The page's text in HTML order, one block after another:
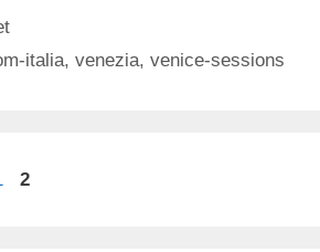
italia,venezia,venice-sessions
Pagina
2